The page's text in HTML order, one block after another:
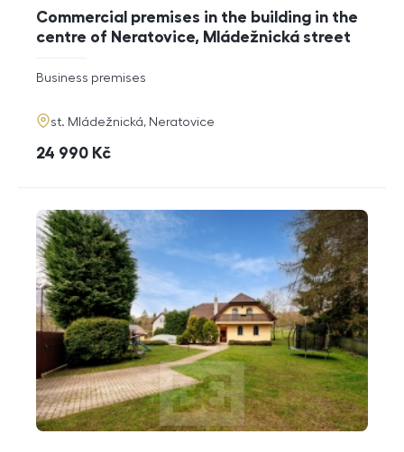
Commercial premises in the building in the
centre of Neratovice, Mládežnická street
rozměry
disposition
Business premises
adresa
st. Mládežnická, Neratovice
cena
24 990 Kč